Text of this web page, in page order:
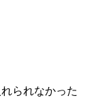
られなかった